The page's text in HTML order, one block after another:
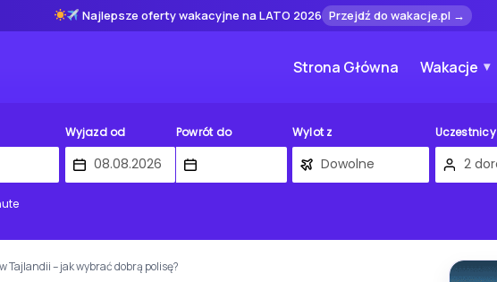
Najlepsze oferty wakacyjne na LATO 2026 Przejdź do wakacje.pl →
Strona Główna Wakacje
Wyjazd od Powrót do Wylot z Uczestnicy
Tajlandii – jak wybrać dobrą polisę?